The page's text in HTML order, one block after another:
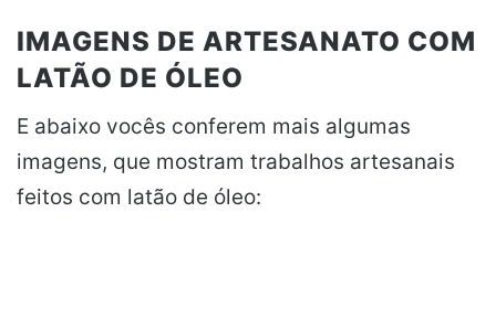
IMAGENS DE ARTESANATO COM
LATÃO DE ÓLEO
E abaixo vocês conferem mais algumas
imagens, que mostram trabalhos artesanais
feitos com latão de óleo: